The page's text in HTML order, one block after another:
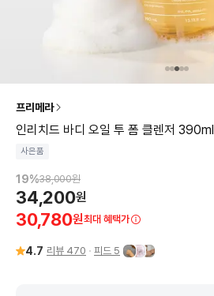
프리메라
인리치드 바디 오일 투 폼 클렌저 390ml
사은품
19%38,000원
34,200원
30,780원최대 혜택가
4.7 리뷰 470 피드 5